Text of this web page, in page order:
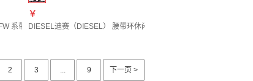
系带运动鞋 男士 图色Y03902P7737 20 | 45
￥
DIESEL迪赛（DIESEL） 腰带环休闲裤 女士 图色A228290PHAL 20
2 3 ... 9 下一页 >